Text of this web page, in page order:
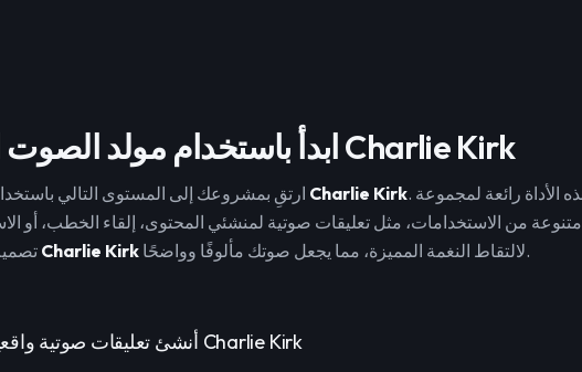
ابدأ باستخدام مولد الصوت الذكي Charlie Kirk
Charlie Kirk. هذه الأداة رائعة لمجموعة
متنوعة من الاستخدامات، مثل تعليقات صوتية لمنشئي المحتوى، إلقاء الخطب، أو
Charlie Kirk لالتقاط النغمة المميزة، مما يجعل صوتك مألوفًا وواضحًا.
أنشئ تعليقات صوتية واقعية بالذكاء الاصطناعي Charlie Kirk